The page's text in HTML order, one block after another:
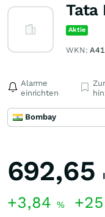
Tata
Aktie
WKN:
Alarme
einrichten
Bombay
692,65
+3,84 %